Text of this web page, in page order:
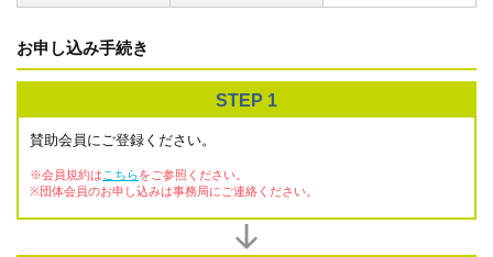
お申し込み手続き
STEP 1
賛助会員にご登録ください。
※会員規約は こちらをご参照ください。
※団体会員のお申し込みは事務局にご連絡ください。